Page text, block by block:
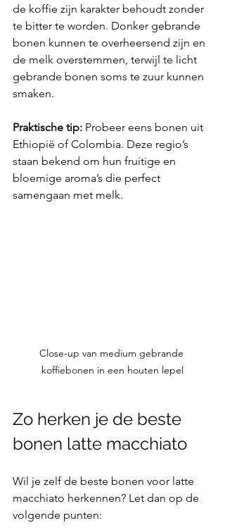
de koffie zijn karakter behoudt zonder
te bitter te worden. Donker gebrande
bonen kunnen te overheersend zijn en
de melk overstemmen, terwijl te licht
gebrande bonen soms te zuur kunnen
smaken.
Praktische tip: Probeer eens bonen uit
Ethiopië of Colombia. Deze regio’s
staan bekend om hun fruitige en
bloemige aroma’s die perfect
samengaan met melk.
Close-up van medium gebrande
koffiebonen in een houten lepel
Zo herken je de beste
bonen latte macchiato
Wil je zelf de beste bonen voor latte
macchiato herkennen? Let dan op de
volgende punten: